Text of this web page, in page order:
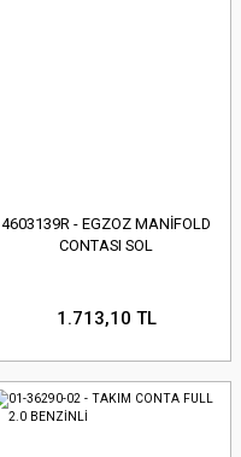
4603139R - EGZOZ MANİFOLD
CONTASI SOL
1.713,10 TL